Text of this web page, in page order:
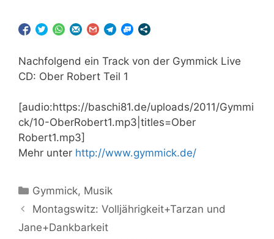
Nachfolgend ein Track von der Gymmick Live
CD: Ober Robert Teil 1
[audio:https://baschi81.de/uploads/2011/Gymmi
ck/10-OberRobert1.mp3|titles=Ober
Robert1.mp3]
Mehr unter http://www.gymmick.de/
Kategorien
Gymmick, Musik
Montagswitz: Volljährigkeit+Tarzan und
Jane+Dankbarkeit